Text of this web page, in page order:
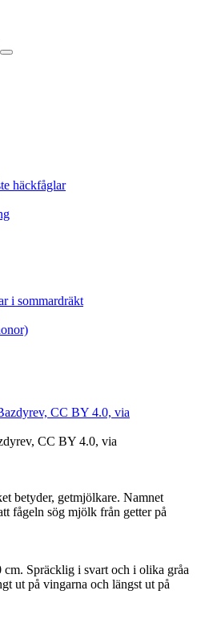
Sök
häckfåglar
i sommardräkt
CC BY 4.0, via
betyder, getmjölkare. Namnet
fågeln sög mjölk från getter på
Spräcklig i svart och i olika gråa
ut på vingarna och längst ut på